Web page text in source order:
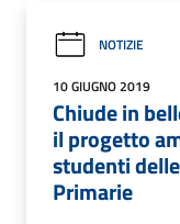
NOTIZIE
10 GIUGNO 2019
Chiude in
il progetto
studenti
Primarie